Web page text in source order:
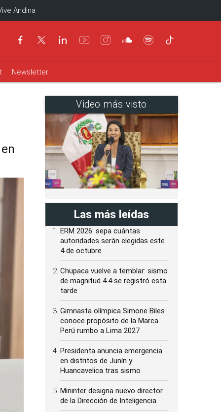
Andina
Newsletter
Video más visto
Las más leídas
ERM 2026: sepa cuántas
autoridades serán elegidas este
4 de octubre
Chupaca vuelve a temblar: sismo
de magnitud 4.4 se registró esta
tarde
Gimnasta olímpica Simone Biles
conoce propósito de la Marca
Perú rumbo a Lima 2027
Presidenta anuncia emergencia
en distritos de Junín y
Huancavelica tras sismo
Mininter designa nuevo director
de la Dirección de Inteligencia